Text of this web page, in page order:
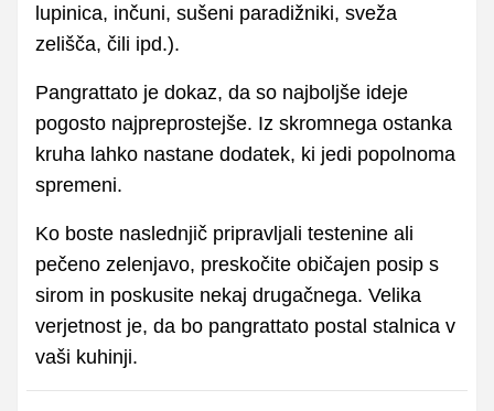
lupinica, inčuni, sušeni paradižniki, sveža
zelišča, čili ipd.).
Pangrattato je dokaz, da so najboljše ideje
pogosto najpreprostejše. Iz skromnega ostanka
kruha lahko nastane dodatek, ki jedi popolnoma
spremeni.
Ko boste naslednjič pripravljali testenine ali
pečeno zelenjavo, preskočite običajen posip s
sirom in poskusite nekaj drugačnega. Velika
verjetnost je, da bo pangrattato postal stalnica v
vaši kuhinji.